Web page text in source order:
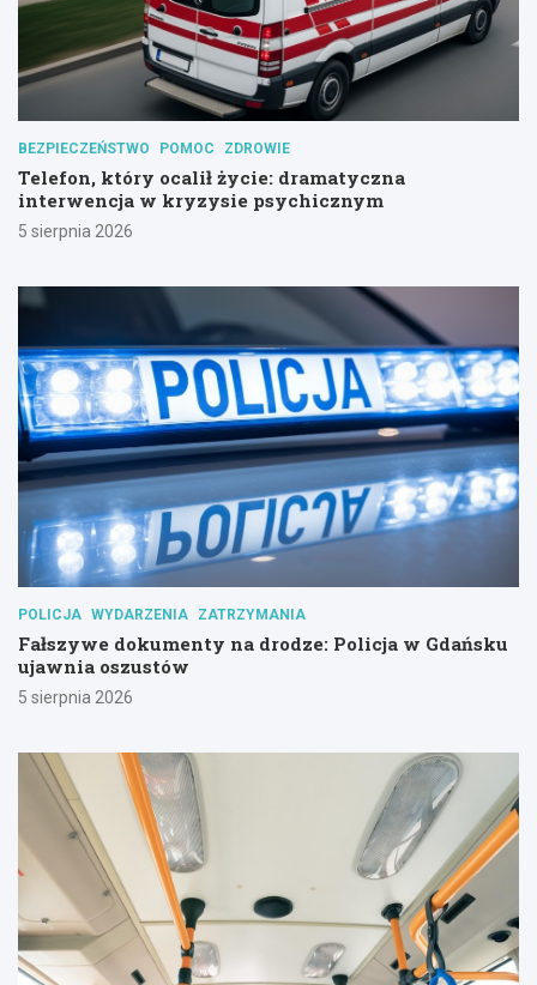
BEZPIECZEŃSTWO POMOC ZDROWIE
Telefon, który ocalił życie: dramatyczna
interwencja w kryzysie psychicznym
5 sierpnia 2026
POLICJA WYDARZENIA ZATRZYMANIA
Fałszywe dokumenty na drodze: Policja w Gdańsku
ujawnia oszustów
5 sierpnia 2026